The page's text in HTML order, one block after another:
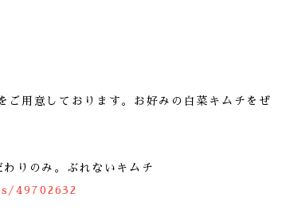
ご用意しております。お好みの白菜キムチをぜ
りのみ。ぶれないキムチ
49702632